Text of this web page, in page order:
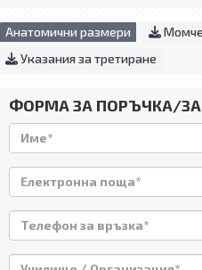
Анатомични размери
Указания за третиране
ФОРМА ЗА ПОРЪЧКА/